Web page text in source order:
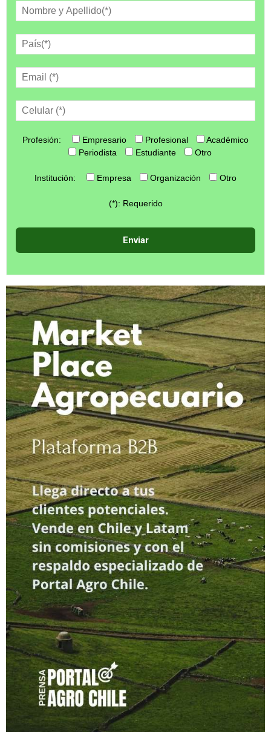
Profesión: Empresario Profesional
Académico
Periodista
Estudiante Otro
Institución: Empresa Organización Otro
(*): Requerido